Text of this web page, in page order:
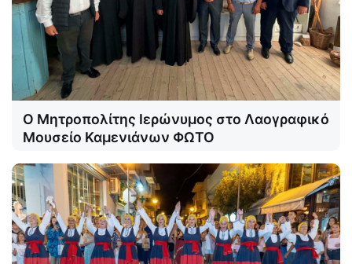
Ο Μητροπολίτης Ιερώνυμος στο Λαογραφικό
Μουσείο Καμενιάνων ΦΩΤΟ